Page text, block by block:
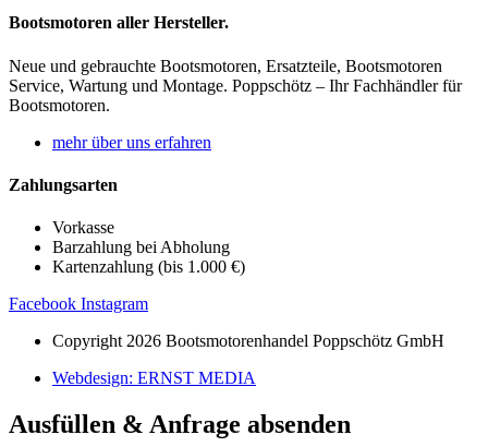
Bootsmotoren aller Hersteller.
Neue und gebrauchte Bootsmotoren, Ersatzteile, Bootsmotoren
Service, Wartung und Montage. Poppschötz – Ihr Fachhändler für
Bootsmotoren.
mehr über uns erfahren
Zahlungsarten
Vorkasse
Barzahlung bei Abholung
Kartenzahlung (bis 1.000 €)
Facebook Instagram
Copyright 2026 Bootsmotorenhandel Poppschötz GmbH
Webdesign: ERNST MEDIA
Ausfüllen & Anfrage absenden